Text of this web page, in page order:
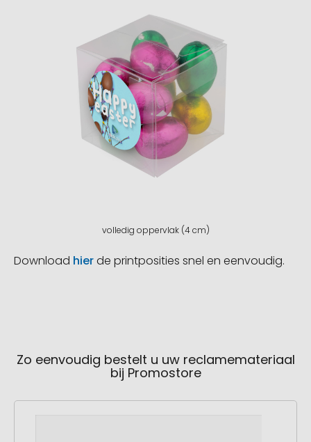
volledig oppervlak (4 cm)
Download hierde printposities snel en eenvoudig.
Zo eenvoudig bestelt u uw reclamemateriaal
bij Promostore